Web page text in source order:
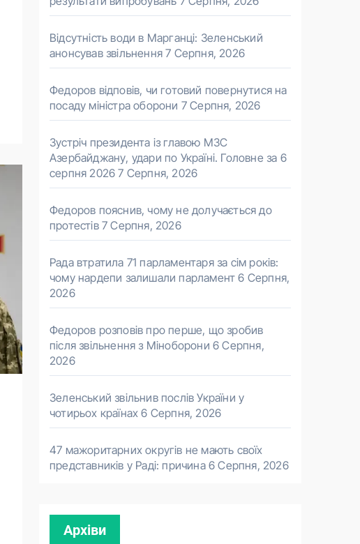
Відсутність води в Марганці: Зеленський
анонсував звільнення 7 Серпня, 2026
Федоров відповів, чи готовий повернутися на
посаду міністра оборони 7 Серпня, 2026
Зустріч президента із главою МЗС
Азербайджану, удари по Україні. Головне за 6
серпня 2026 7 Серпня, 2026
Федоров пояснив, чому не долучається до
протестів 7 Серпня, 2026
Рада втратила 71 парламентаря за сім років:
чому нардепи залишали парламент 6 Серпня,
2026
Федоров розповів про перше, що зробив
після звільнення з Міноборони 6 Серпня,
2026
Зеленський звільнив послів України у
чотирьох країнах 6 Серпня, 2026
47 мажоритарних округів не мають своїх
представників у Раді: причина 6 Серпня, 2026
Архіви